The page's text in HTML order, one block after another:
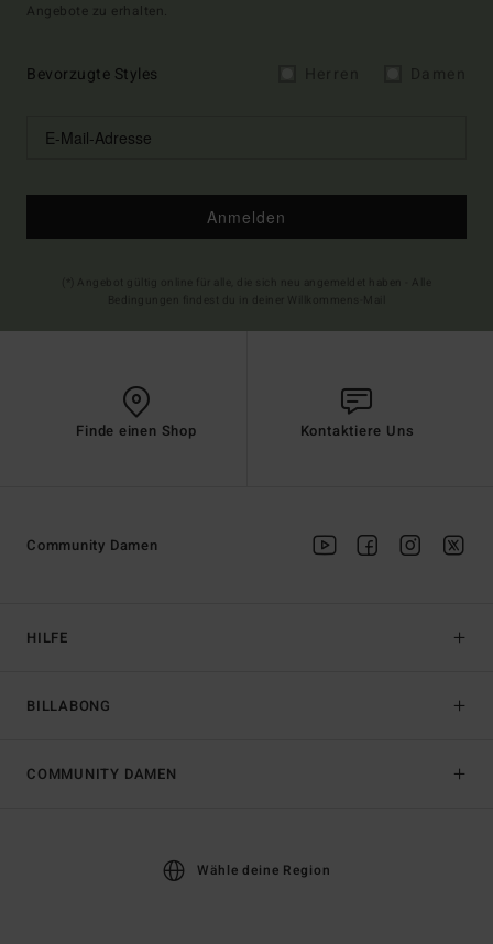
Angebote zu erhalten.
Bevorzugte Styles
Anmelden
Finde einen Shop Kontaktiere Uns
HILFE
BILLABONG
Community Damen
COMMUNITY DAMEN
Wähle deine Region